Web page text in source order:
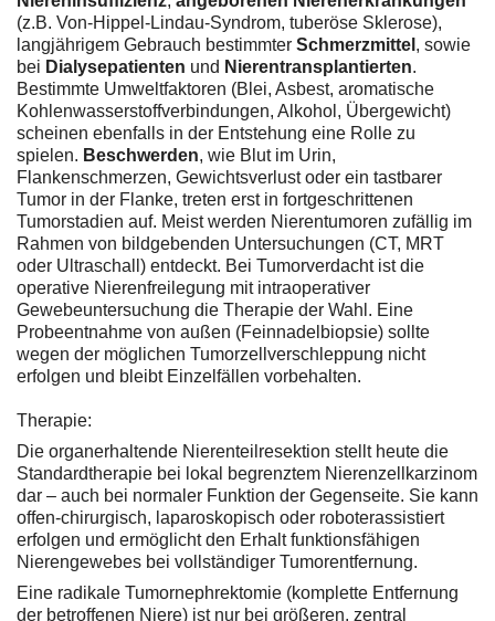
(z.B. Von-Hippel-Lindau-Syndrom, tuberöse Sklerose),
langjährigem Gebrauch bestimmter Schmerzmittel , sowie
bei Dialysepatienten und Nierentransplantierten.
Bestimmte Umweltfaktoren (Blei, Asbest, aromatische
Kohlenwasserstoffverbindungen, Alkohol, Übergewicht)
scheinen ebenfalls in der Entstehung eine Rolle zu
spielen. Beschwerden, wie Blut im Urin,
Flankenschmerzen, Gewichtsverlust oder ein tastbarer
Tumor in der Flanke, treten erst in fortgeschrittenen
Tumorstadien auf. Meist werden Nierentumoren zufällig im
Rahmen von bildgebenden Untersuchungen (CT, MRT
oder Ultraschall) entdeckt. Bei Tumorverdacht ist die
operative Nierenfreilegung mit intraoperativer
Gewebeuntersuchung die Therapie der Wahl. Eine
Probeentnahme von außen (Feinnadelbiopsie) sollte
wegen der möglichen Tumorzellverschleppung nicht
erfolgen und bleibt Einzelfällen vorbehalten.
Therapie:
Die organerhaltende Nierenteilresektion stellt heute die
Standardtherapie bei lokal begrenztem Nierenzellkarzinom
dar – auch bei normaler Funktion der Gegenseite. Sie kann
offen-chirurgisch, laparoskopisch oder roboterassistiert
erfolgen und ermöglicht den Erhalt funktionsfähigen
Nierengewebes bei vollständiger Tumorentfernung.
Eine radikale Tumornephrektomie (komplette Entfernung
der betroffenen Niere) ist nur bei größeren, zentral